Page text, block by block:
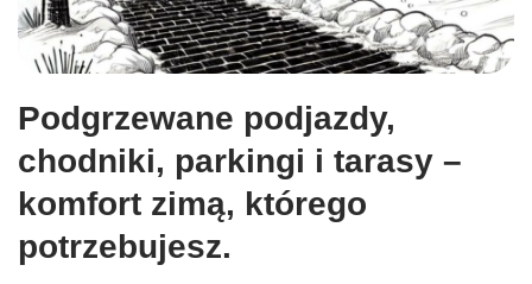
Podgrzewane podjazdy,
chodniki, parkingi i tarasy –
komfort zimą, którego
potrzebujesz.